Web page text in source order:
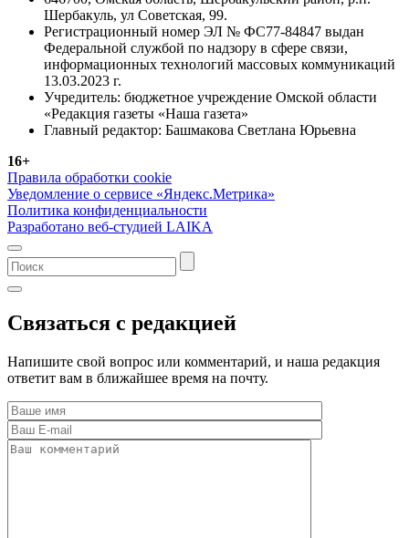
Шербакуль, ул Советская, 99.
Регистрационный номер ЭЛ № ФС77-84847 выдан
Федеральной службой по надзору в сфере связи,
информационных технологий массовых коммуникаций
13.03.2023 г.
Учредитель: бюджетное учреждение Омской области
«Редакция газеты «Наша газета»
Главный редактор: Башмакова Светлана Юрьевна
16+
Правила обработки cookie
Уведомление о сервисе «Яндекс.Метрика»
Политика конфиденциальности
Разработано веб-студией LAIKA
Связаться с редакцией
Напишите свой вопрос или комментарий, и наша редакция
ответит вам в ближайшее время на почту.